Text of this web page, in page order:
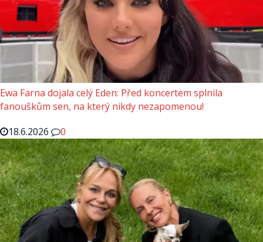
Ewa Farna dojala celý Eden: Před koncertem splnila
fanouškům sen, na který nikdy nezapomenou!
18.6.2026
0